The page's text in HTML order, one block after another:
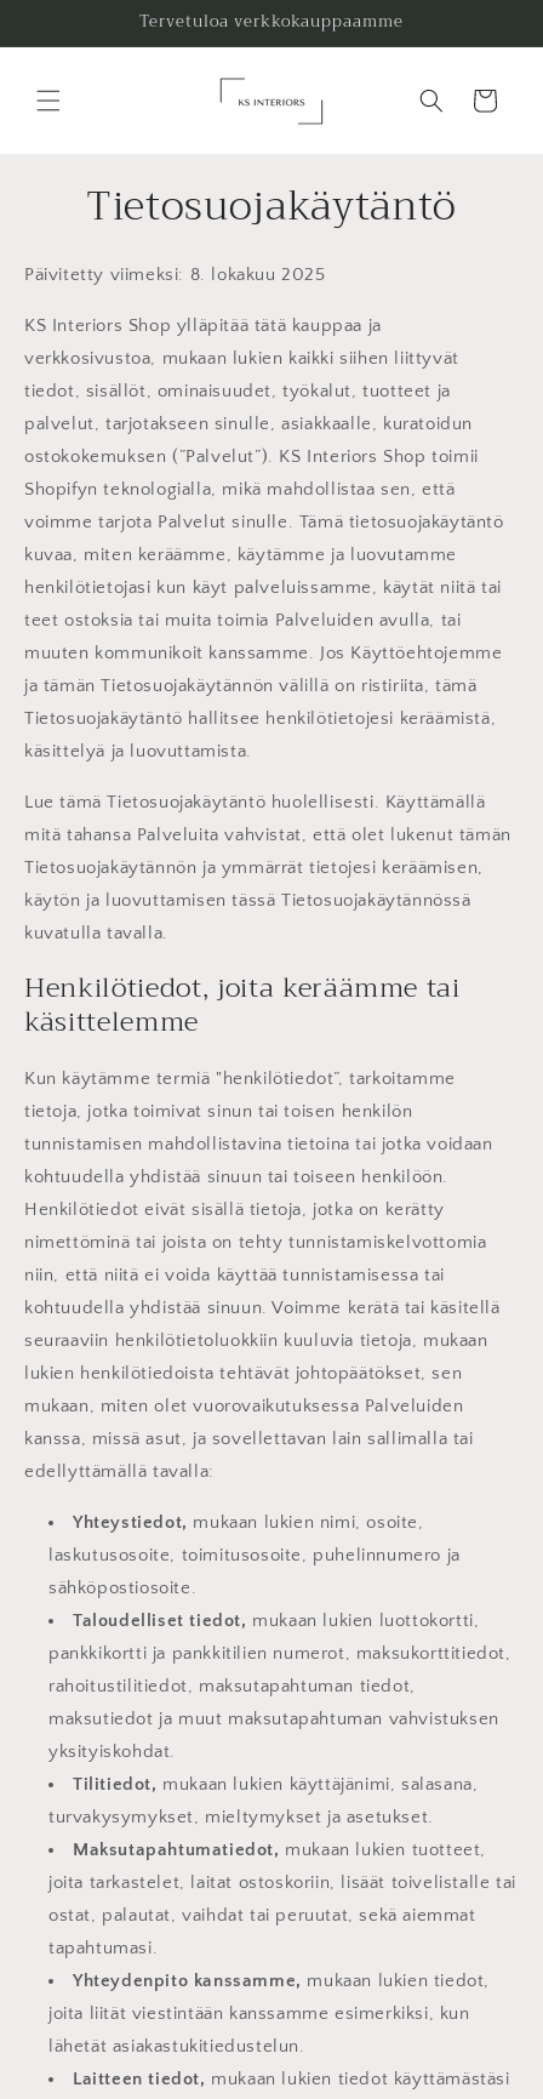
sisältöön
Tervetuloa verkkokauppaamme
Ostoskori
Tietosuojakäytäntö
Päivitetty viimeksi: 8. lokakuu 2025
KS Interiors Shop ylläpitää tätä kauppaa ja
verkkosivustoa, mukaan lukien kaikki siihen liittyvät
tiedot, sisällöt, ominaisuudet, työkalut, tuotteet ja
palvelut, tarjotakseen sinulle, asiakkaalle, kuratoidun
ostokokemuksen (”Palvelut”). KS Interiors Shop toimii
Shopifyn teknologialla, mikä mahdollistaa sen, että
voimme tarjota Palvelut sinulle. Tämä tietosuojakäytäntö
kuvaa, miten keräämme, käytämme ja luovutamme
henkilötietojasi kun käyt palveluissamme, käytät niitä tai
teet ostoksia tai muita toimia Palveluiden avulla, tai
muuten kommunikoit kanssamme. Jos Käyttöehtojemme
ja tämän Tietosuojakäytännön välillä on ristiriita, tämä
Tietosuojakäytäntö hallitsee henkilötietojesi keräämistä,
käsittelyä ja luovuttamista.
Lue tämä Tietosuojakäytäntö huolellisesti. Käyttämällä
mitä tahansa Palveluita vahvistat, että olet lukenut tämän
Tietosuojakäytännön ja ymmärrät tietojesi keräämisen,
käytön ja luovuttamisen tässä Tietosuojakäytännössä
kuvatulla tavalla.
Henkilötiedot, joita keräämme tai
käsittelemme
Kun käytämme termiä "henkilötiedot”, tarkoitamme
tietoja, jotka toimivat sinun tai toisen henkilön
tunnistamisen mahdollistavina tietoina tai jotka voidaan
kohtuudella yhdistää sinuun tai toiseen henkilöön.
Henkilötiedot eivät sisällä tietoja, jotka on kerätty
nimettöminä tai joista on tehty tunnistamiskelvottomia
niin, että niitä ei voida käyttää tunnistamisessa tai
kohtuudella yhdistää sinuun. Voimme kerätä tai käsitellä
seuraaviin henkilötietoluokkiin kuuluvia tietoja, mukaan
lukien henkilötiedoista tehtävät johtopäätökset, sen
mukaan, miten olet vuorovaikutuksessa Palveluiden
kanssa, missä asut, ja sovellettavan lain sallimalla tai
edellyttämällä tavalla:
Yhteystiedot, mukaan lukien nimi, osoite,
laskutusosoite, toimitusosoite, puhelinnumero ja
sähköpostiosoite.
Taloudelliset tiedot, mukaan lukien luottokortti,
pankkikortti ja pankkitilien numerot, maksukorttitiedot,
rahoitustilitiedot, maksutapahtuman tiedot,
maksutiedot ja muut maksutapahtuman vahvistuksen
yksityiskohdat.
Tilitiedot, mukaan lukien käyttäjänimi, salasana,
turvakysymykset, mieltymykset ja asetukset.
Maksutapahtumatiedot, mukaan lukien tuotteet,
joita tarkastelet, laitat ostoskoriin, lisäät toivelistalle tai
ostat, palautat, vaihdat tai peruutat, sekä aiemmat
tapahtumasi.
Yhteydenpito kanssamme, mukaan lukien tiedot,
joita liität viestintään kanssamme esimerkiksi, kun
lähetät asiakastukitiedustelun.
Laitteen tiedot, mukaan lukien tiedot käyttämästäsi